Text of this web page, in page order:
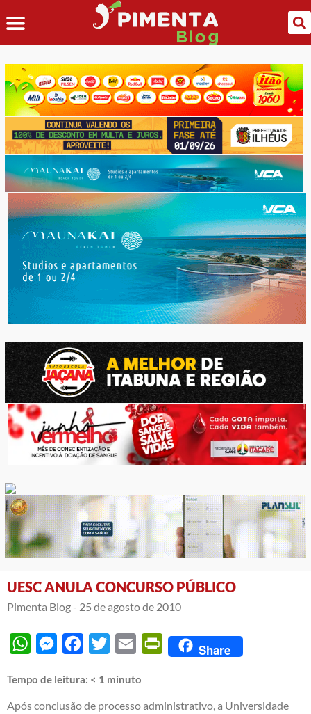
UESC ANULA CONCURSO PÚBLICO
Pimenta Blog - 25 de agosto de 2010
WhatsAppMessengerFacebook
Twitter Email PrintFriendly
Share
Tempo de leitura: < 1 minuto
Após conclusão de processo administrativo, a Universidade